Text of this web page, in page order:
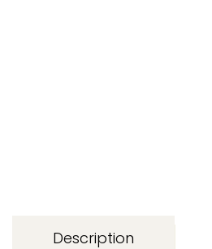
Description